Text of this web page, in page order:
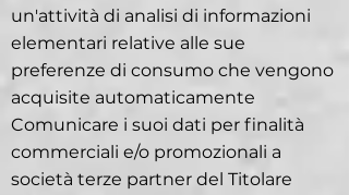
un'attività di analisi di informazioni
elementari relative alle sue
preferenze di consumo che vengono
acquisite automaticamente
Comunicare i suoi dati per finalità
commerciali e/o promozionali a
società terze partner del Titolare